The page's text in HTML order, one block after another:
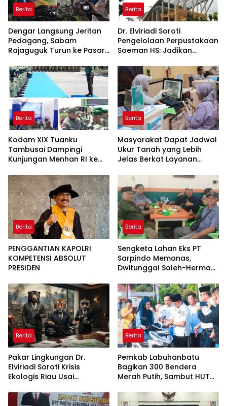
Berita
Dengar Langsung Jeritan
Pedagang, Sabam
Rajaguguk Turun ke Pasar
Berita
Dr. Elviriadi Soroti
Pengelolaan Perpustakaan
Soeman HS: Jadikan
Kawah Candradimuka
Intelektual
Berita
Kodam XIX Tuanku
Tambusai Dampingi
Kunjungan Menhan RI ke
Perkuat Pembangunan
Satuan
Berita
Masyarakat Dapat Jadwal
Ukur Tanah yang Lebih
Jelas Berkat Layanan
Berita
PENGGANTIAN KAPOLRI
KOMPETENSI ABSOLUT
PRESIDEN
Berita
Sengketa Lahan Eks PT
Sarpindo Memanas,
Dwitunggal Soleh-Herman
ke Pulau Rupat
Berita
Pakar Lingkungan Dr.
Elviriadi Soroti Krisis
Ekologis Riau Usai
Monyet, Harimau, dan
Berita
Pemkab Labuhanbatu
Bagikan 300 Bendera
Merah Putih, Sambut HUT